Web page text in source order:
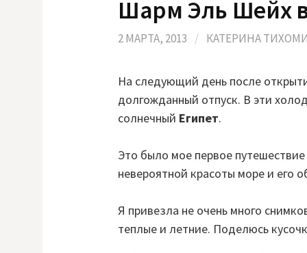
n
l
s
i
k
Шарм Эль Шейх
2 МАРТА, 2013 / КАТЕРИНА
На следующий день после
долгожданный отпуск. В эти
солнечный Египет.
Это было мое первое путешествие
невероятной красоты море и его
Я привезла не очень много
теплые и летние. Поделюсь